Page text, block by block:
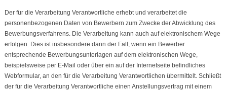
Der für die Verarbeitung Verantwortliche erhebt und verarbeitet die
personenbezogenen Daten von Bewerbern zum Zwecke der Abwicklung des
Bewerbungsverfahrens. Die Verarbeitung kann auch auf elektronischem Wege
erfolgen. Dies ist insbesondere dann der Fall, wenn ein Bewerber
entsprechende Bewerbungsunterlagen auf dem elektronischen Wege,
beispielsweise per E-Mail oder über ein auf der Internetseite befindliches
Webformular, an den für die Verarbeitung Verantwortlichen übermittelt. Schließt
der für die Verarbeitung Verantwortliche einen Anstellungsvertrag mit einem